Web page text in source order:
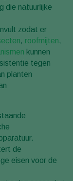
die natuurlijke
zodat er
, roofmijten,
kunnen
tegen
planten
de
eisen voor de